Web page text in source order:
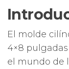
cantidad
El molde
4×8
el mundo de